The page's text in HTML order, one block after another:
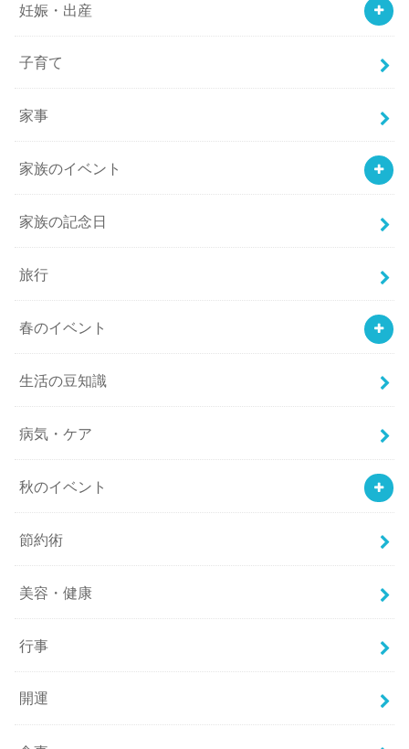
妊娠・出産
子育て
家事
家族のイベント
家族の記念日
旅行
春のイベント
生活の豆知識
病気・ケア
秋のイベント
節約術
美容・健康
行事
開運